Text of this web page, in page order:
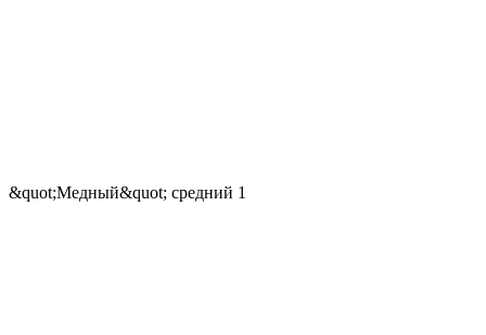
&quot;Медный&quot; средний 1